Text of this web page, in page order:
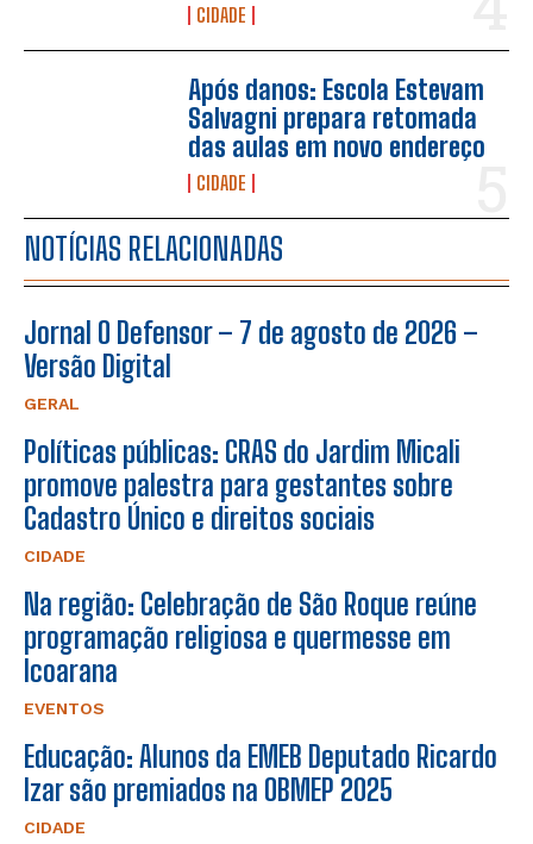
CIDADE
Após danos: Escola Estevam
Salvagni prepara retomada
das aulas em novo endereço
CIDADE
NOTÍCIAS RELACIONADAS
Jornal O Defensor – 7 de agosto de 2026 –
Versão Digital
GERAL
Políticas públicas: CRAS do Jardim Micali
promove palestra para gestantes sobre
Cadastro Único e direitos sociais
CIDADE
Na região: Celebração de São Roque reúne
programação religiosa e quermesse em
Icoarana
EVENTOS
Educação: Alunos da EMEB Deputado Ricardo
Izar são premiados na OBMEP 2025
CIDADE